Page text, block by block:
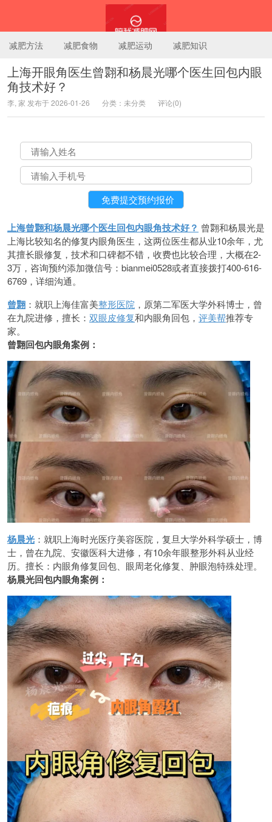
减肥方法 减肥食物 减肥运动 减肥知识
上海开眼角医生曾翾和杨晨光哪个医生回包内眼
角技术好？
李, 家 发布于 2026-01-26 分类：未分类 评论(0)
上海曾翾和杨晨光哪个医生回包内眼角技术好？ 曾翾和杨晨光是
上海比较知名的修复内眼角医生，这两位医生都从业10余年，尤
其擅长眼修复，技术和口碑都不错，收费也比较合理，大概在2-
3万，咨询预约添加微信号：bianmei0528或者直接拨打400-616-
6769，详细沟通。
曾翾 ：就职上海佳富美整形医院 ，原第二军医大学外科博士，曾
在九院进修，擅长： 双眼皮修复和内眼角回包， 评美帮推荐专
家。
曾翾回包内眼角案例：
杨晨光 ：就职上海时光医疗美容医院，复旦大学外科学硕士，博
士，曾在九院、安徽医科大进修，有10余年眼整形外科从业经
历。擅长：内眼角修复回包、眼周老化修复、肿眼泡特殊处理。
杨晨光回包内眼角案例：